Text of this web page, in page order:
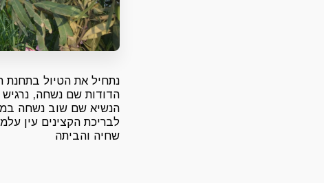
נתחיל את הטיול בתחנת
הדודות שם נשחה, נרגיש
הנשיא שם שוב נשחה
לבריכת הקצינים עין
שחיה והביתה